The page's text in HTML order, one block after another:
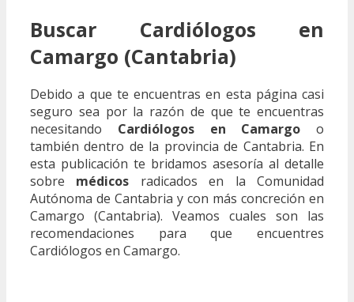
Buscar Cardiólogos en
Camargo (Cantabria)
Debido a que te encuentras en esta página casi
seguro sea por la razón de que te encuentras
necesitando Cardiólogos en Camargo o
también dentro de la provincia de Cantabria. En
esta publicación te bridamos asesoría al detalle
sobre médicos radicados en la Comunidad
Autónoma de Cantabria y con más concreción en
Camargo (Cantabria). Veamos cuales son las
recomendaciones para que encuentres
Cardiólogos en Camargo.